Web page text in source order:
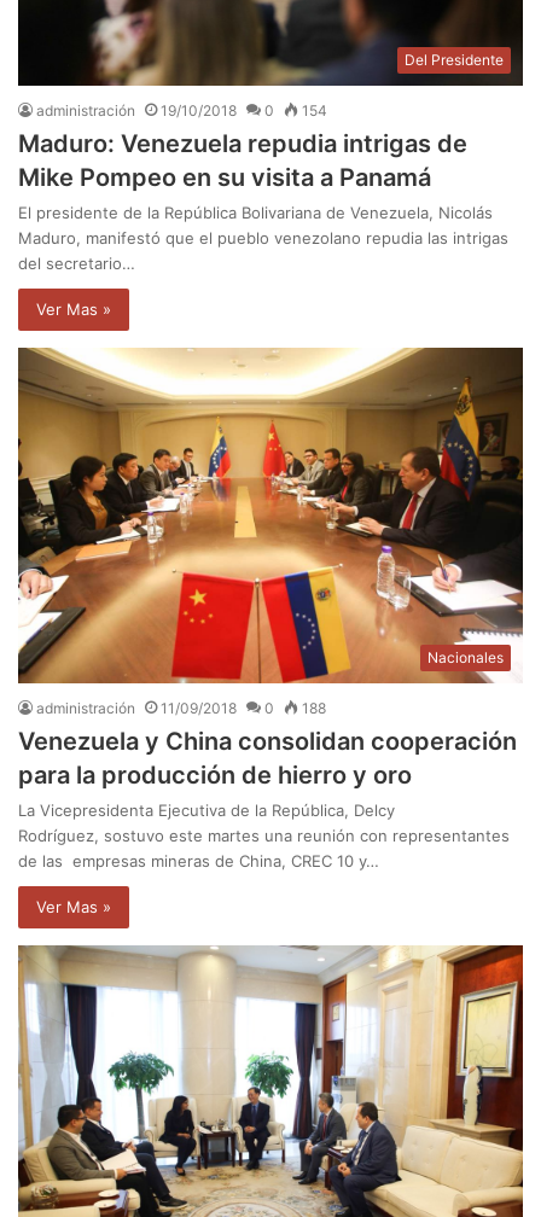
Del Presidente
administración 19/10/2018 0 154
Maduro: Venezuela repudia intrigas de
Mike Pompeo en su visita a Panamá
El presidente de la República Bolivariana de Venezuela, Nicolás
Maduro, manifestó que el pueblo venezolano repudia las intrigas
del secretario…
Ver Mas »
Nacionales
administración 11/09/2018 0 188
Venezuela y China consolidan cooperación
para la producción de hierro y oro
La Vicepresidenta Ejecutiva de la República, Delcy
Rodríguez, sostuvo este martes una reunión con representantes
de las empresas mineras de China, CREC 10 y…
Ver Mas »